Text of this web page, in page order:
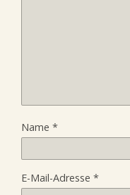
Name *
E-Mail-Adresse *